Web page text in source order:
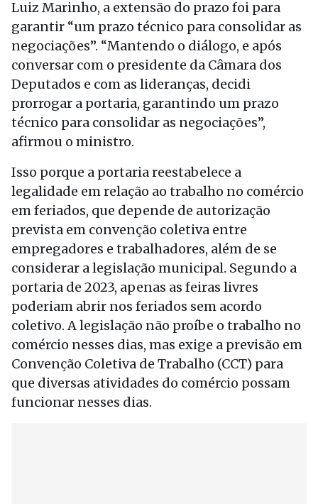
Luiz Marinho, a extensão do prazo foi para
garantir “um prazo técnico para consolidar as
negociações”. “Mantendo o diálogo, e após
conversar com o presidente da Câmara dos
Deputados e com as lideranças, decidi
prorrogar a portaria, garantindo um prazo
técnico para consolidar as negociações”,
afirmou o ministro.
Isso porque a portaria reestabelece a
legalidade em relação ao trabalho no comércio
em feriados, que depende de autorização
prevista em convenção coletiva entre
empregadores e trabalhadores, além de se
considerar a legislação municipal. Segundo a
portaria de 2023, apenas as feiras livres
poderiam abrir nos feriados sem acordo
coletivo. A legislação não proíbe o trabalho no
comércio nesses dias, mas exige a previsão em
Convenção Coletiva de Trabalho (CCT) para
que diversas atividades do comércio possam
funcionar nesses dias.